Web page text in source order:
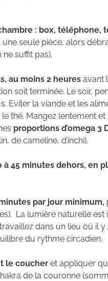
: box, téléphone,
une seule pièce, alors
suffit pas).
au moins 2 heures avant
soit terminée. Le soir,
Eviter la viande et les
thé. Mangez lentement
proportions d’omega 3
de cameline, d’inchi).
à 45 minutes dehors, en
par jour minimum,
La lumière naturelle
dans un lieu où il
du rythme circadien.
le coucher et appliquer
de la couronne